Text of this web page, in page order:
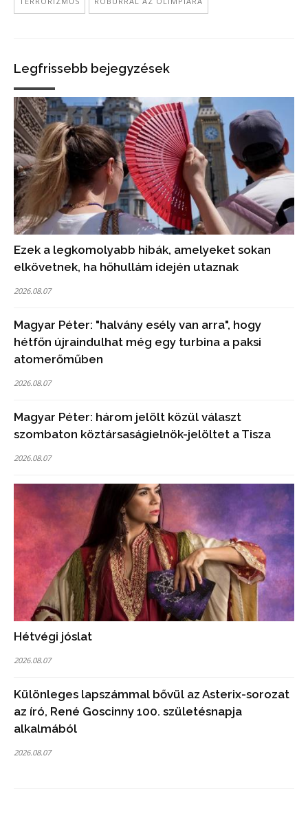
Legfrissebb bejegyzések
Ezek a legkomolyabb hibák, amelyeket sokan
elkövetnek, ha hőhullám idején utaznak
2026.08.07
Magyar Péter: "halvány esély van arra", hogy
hétfőn újraindulhat még egy turbina a paksi
atomerőműben
2026.08.07
Magyar Péter: három jelölt közül választ
szombaton köztársaságielnök-jelöltet a Tisza
2026.08.07
Hétvégi jóslat
2026.08.07
Különleges lapszámmal bővül az Asterix-sorozat
az író, René Goscinny 100. születésnapja
alkalmából
2026.08.07